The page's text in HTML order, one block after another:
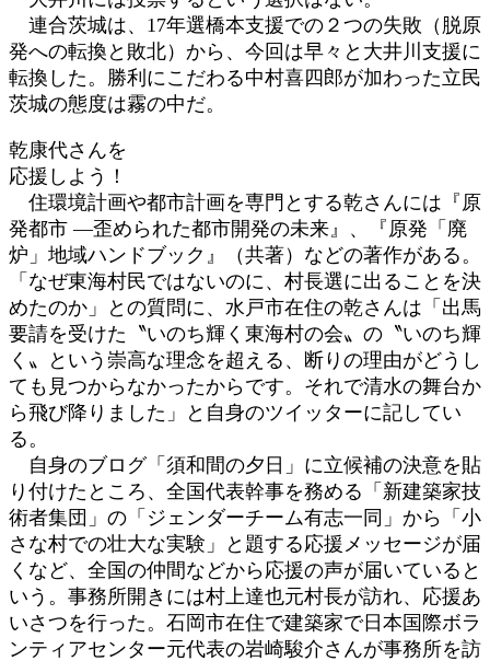
連合茨城は、17年選橋本支援での２つの失敗（脱原
発への転換と敗北）から、今回は早々と大井川支援に
転換した。勝利にこだわる中村喜四郎が加わった立民
茨城の態度は霧の中だ。
乾康代さんを
応援しよう！
住環境計画や都市計画を専門とする乾さんには『原
発都市 ―歪められた都市開発の未来』、『原発「廃
炉」地域ハンドブック』（共著）などの著作がある。
「なぜ東海村民ではないのに、村長選に出ることを決
めたのか」との質問に、水戸市在住の乾さんは「出馬
要請を受けた〝いのち輝く東海村の会〟の〝いのち輝
く〟という崇高な理念を超える、断りの理由がどうし
ても見つからなかったからです。それで清水の舞台か
ら飛び降りました」と自身のツイッターに記してい
る。
自身のブログ「須和間の夕日」に立候補の決意を貼
り付けたところ、全国代表幹事を務める「新建築家技
術者集団」の「ジェンダーチーム有志一同」から「小
さな村での壮大な実験」と題する応援メッセージが届
くなど、全国の仲間などから応援の声が届いていると
いう。事務所開きには村上達也元村長が訪れ、応援あ
いさつを行った。石岡市在住で建築家で日本国際ボラ
ンティアセンター元代表の岩崎駿介さんが事務所を訪